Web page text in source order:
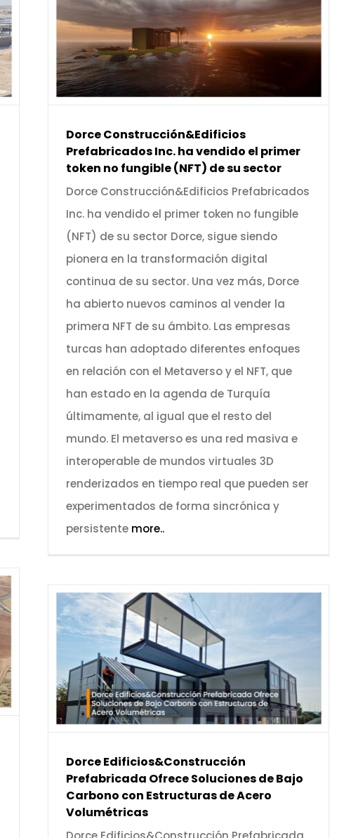
Dorce Construcción&Edificios
Prefabricados Inc. ha vendido el primer
token no fungible (NFT) de su sector
Dorce Construcción&Edificios Prefabricados
Inc. ha vendido el primer token no fungible
(NFT) de su sector Dorce, sigue siendo
pionera en la transformación digital
continua de su sector. Una vez más, Dorce
ha abierto nuevos caminos al vender la
primera NFT de su ámbito. Las empresas
turcas han adoptado diferentes enfoques
en relación con el Metaverso y el NFT, que
han estado en la agenda de Turquía
últimamente, al igual que el resto del
mundo. El metaverso es una red masiva e
interoperable de mundos virtuales 3D
renderizados en tiempo real que pueden ser
experimentados de forma sincrónica y
persistente more..
Dorce Edificios&Construcción
Prefabricada Ofrece Soluciones de Bajo
Carbono con Estructuras de Acero
Volumétricas